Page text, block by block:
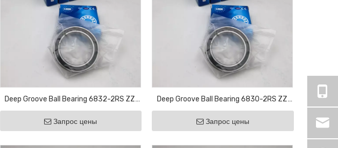
Deep Groove Ball Bearing 6832-2RS ZZ
Motor Bearing Bicycle Bearing Agricultural
Bearing
Запрос цены
Deep Groove Ball Bearing 6830-2RS ZZ
Motor Bearing Bicycle Bearing Agricultural
Bearing
Запрос цены